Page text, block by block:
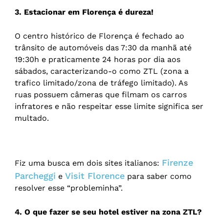
3. Estacionar em Florença é dureza!
O centro histórico de Florença é fechado ao
trânsito de automóveis das 7:30 da manhã até
19:30h e praticamente 24 horas por dia aos
sábados, caracterizando-o como ZTL (zona a
trafico limitado/zona de tráfego limitado). As
ruas possuem câmeras que filmam os carros
infratores e não respeitar esse limite significa ser
multado.
Fiz uma busca em dois sites italianos: Firenze
Parcheggi e Visit Florence para saber como
resolver esse “probleminha”.
4. O que fazer se seu hotel estiver na zona ZTL?